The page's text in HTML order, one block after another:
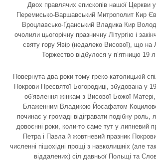
Двох правлячих єпископів нашої Церкви
Перемисько-Варшавський Митрополит Кир
Вроцлавсько-Ґданський Владика Кир
очолили цьогорічну празничну Літургію і
святу гору Явір (недалеко Висової), що на
Торжество відбулося у п’ятницю 19
Повернута два роки тому греко-католицькій
Покрови Пресвятої Богородиці, збудована у
об’явлення жінкам з Висової Божої
Блаженним Владикою Йосафатом
починає у громаді відігравати подібну роль,
довоєнні роки, коли-то саме тут у липневий
Петра і Павла й жовтневий празник
численні пішохідні прощі з навколишніх (але
віддалених) сіл давньої Польщі та